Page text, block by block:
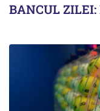
BANCUL